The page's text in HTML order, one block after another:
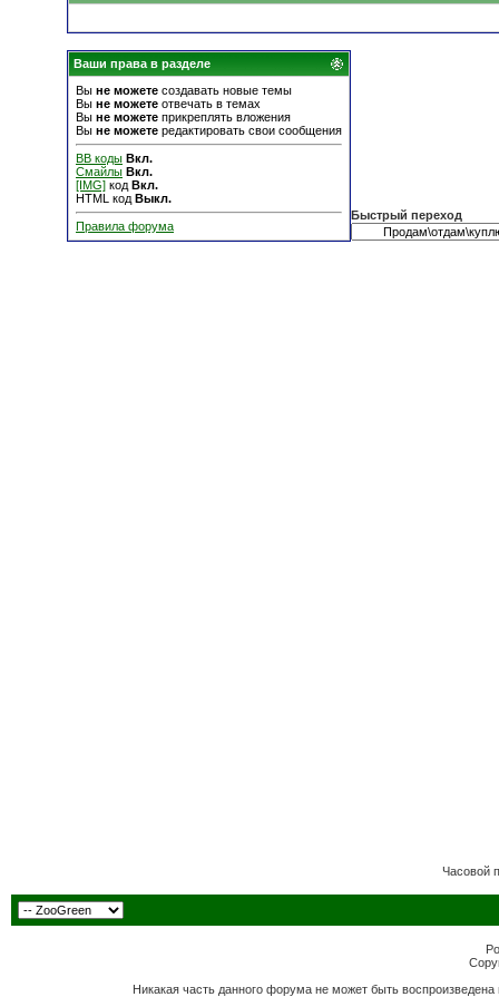
Ваши права в разделе
Вы не можете создавать новые темы
Вы не можете отвечать в темах
Вы не можете прикреплять вложения
Вы не можете редактировать свои сообщения
BB коды Вкл.
Смайлы Вкл.
[IMG] код Вкл.
HTML код Выкл.
Правила форума
Быстрый переход
Часовой
Никакая часть данного форума не может быть